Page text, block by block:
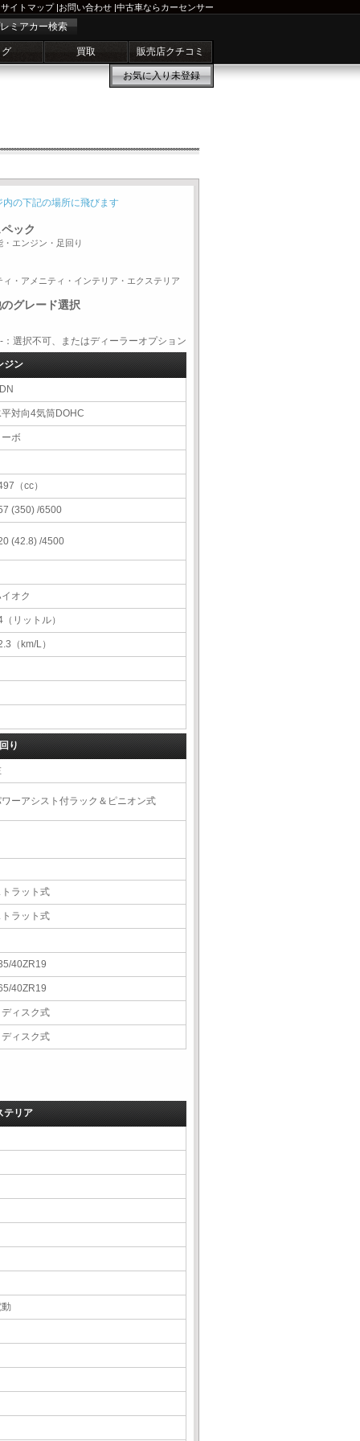
サイトマップ|お問い合わせ |中古車ならカーセンサー
ミアカー検索
買取 販売店クチコミ
お気に入り未登録
内の下記の場所に飛びます
ック
・エンジン・足回り
ィ・アメニティ・インテリア・エクステリア
グレード選択
択不可、またはディーラーオプション
ジン
対向4気筒DOHC
ボ
（cc）
(350) /6500
(42.8) /4500
オク
（リットル）
（km/L）
り
ーアシスト付ラック＆ピニオン式
ラット式
ラット式
40ZR19
40ZR19
ィスク式
ィスク式
テリア